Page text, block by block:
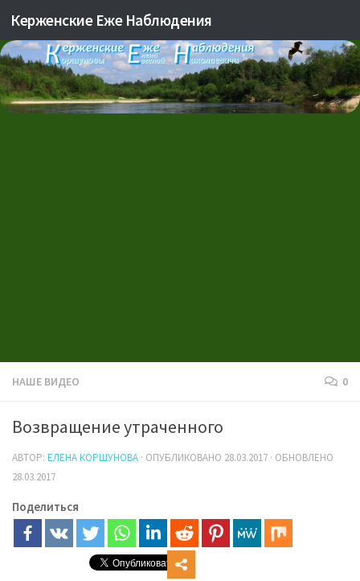
Skip to content
Керженские Еже Наблюдения
НАШЕ ВИДЕО 0
Возвращение утраченного
АВТОР: ЕЛЕНА КОРШУНОВА · ОПУБЛИКОВАНО 28.03.2017 · ОБНОВЛЕНО
28.03.2017
Поделиться